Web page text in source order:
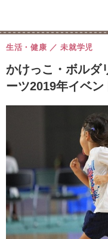
かけっこ・ボルダ
ーツ2019年イベ
生活・健康 未就学児